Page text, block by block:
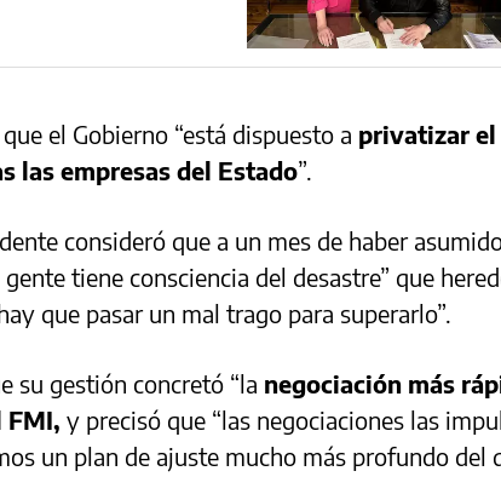
el Gobierno “está dispuesto a privatizar el
las empresas del Estado”.
consideró que a un mes de haber
tiene consciencia del desastre” que
que pasar un mal trago para superarlo”.
su gestión concretó “la negociación más
FMI, y precisó que “las negociaciones las
un plan de ajuste mucho más profundo del